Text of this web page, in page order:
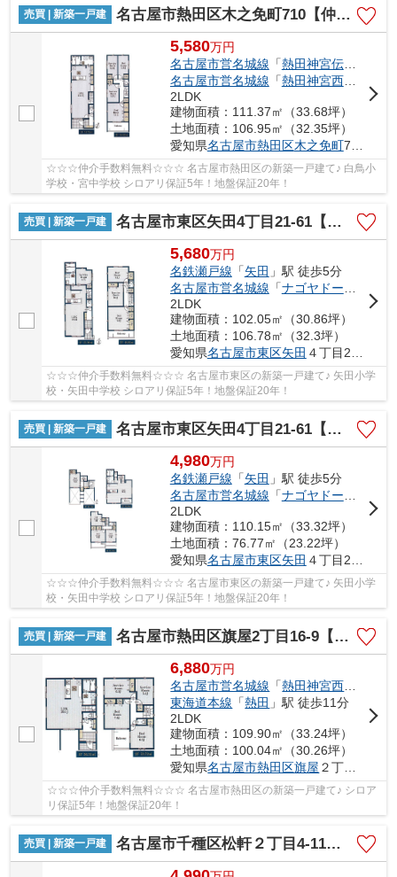
売買 | 新築一戸建 名古屋市熱田区木之免町710【仲介手数料無料】新築一戸建て
5,580万円
名古屋市営名城線 「熱田神宮伝馬町
名古屋市営名城線 「熱田神宮西」駅 徒
2LDK
建物面積：111.37㎡（33.68坪）
土地面積：106.95㎡（32.35坪）
愛知県名古屋市熱田区木之免町710
☆☆☆仲介手数料無料☆☆☆ 名古屋市熱田区の新築一戸建て♪ 白鳥小
学校・宮中学校 シロアリ保証5年！地盤保証20年！
売買 | 新築一戸建 名古屋市東区矢田4丁目21-61【仲介手数料無料】新築一戸建て 1号棟
5,680万円
名鉄瀬戸線 「矢田 」駅 徒歩5分
名古屋市営名城線 「ナゴヤドーム前矢田
2LDK
建物面積：102.05㎡（30.86坪）
土地面積：106.78㎡（32.3坪）
愛知県名古屋市東区矢田 ４丁目21-61
☆☆☆仲介手数料無料☆☆☆ 名古屋市東区の新築一戸建て♪ 矢田小学
校・矢田中学校 シロアリ保証5年！地盤保証20年！
売買 | 新築一戸建 名古屋市東区矢田4丁目21-61【仲介手数料無料】新築一戸建て 2号棟
4,980万円
名鉄瀬戸線 「矢田 」駅 徒歩5分
名古屋市営名城線 「ナゴヤドーム前矢田
2LDK
建物面積：110.15㎡（33.32坪）
土地面積：76.77㎡（23.22坪）
愛知県名古屋市東区矢田 ４丁目21-61
☆☆☆仲介手数料無料☆☆☆ 名古屋市東区の新築一戸建て♪ 矢田小学
校・矢田中学校 シロアリ保証5年！地盤保証20年！
売買 | 新築一戸建 名古屋市熱田区旗屋2丁目16-9【仲介手数料無料】新築一戸建て 1号棟
6,880万円
名古屋市営名城線 「熱田神宮西
東海道本線 「熱田 」駅 徒歩11分
2LDK
建物面積：109.90㎡（33.24坪）
土地面積：100.04㎡（30.26坪）
愛知県名古屋市熱田区旗屋 ２丁目16-9
☆☆☆仲介手数料無料☆☆☆ 名古屋市熱田区の新築一戸建て♪ シロア
リ保証5年！地盤保証20年！
売買 | 新築一戸建 名古屋市千種区松軒２丁目4-11【仲介手数料無料】新築一戸建て 4号棟